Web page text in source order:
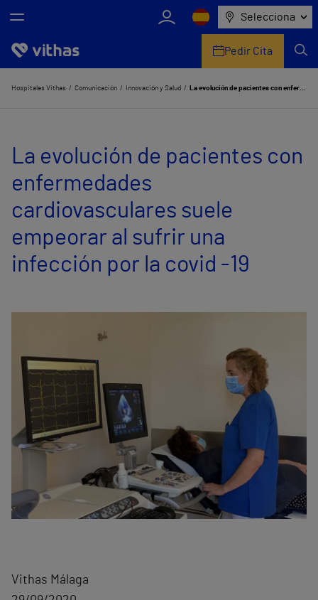
Selecciona
Nosotros
Servicios de salud
Equipo médico y asistencial
Comunicación
Pedir Cita
Hospitales Vithas Comunicación Innovación y Salud La evolución de pacientes con enfermedades cardiovasculares suele empeorar al sufrir una infección por la covid -19
La evolución de pacientes con
enfermedades
cardiovasculares suele
empeorar al sufrir una
infección por la covid -19
Vithas Málaga